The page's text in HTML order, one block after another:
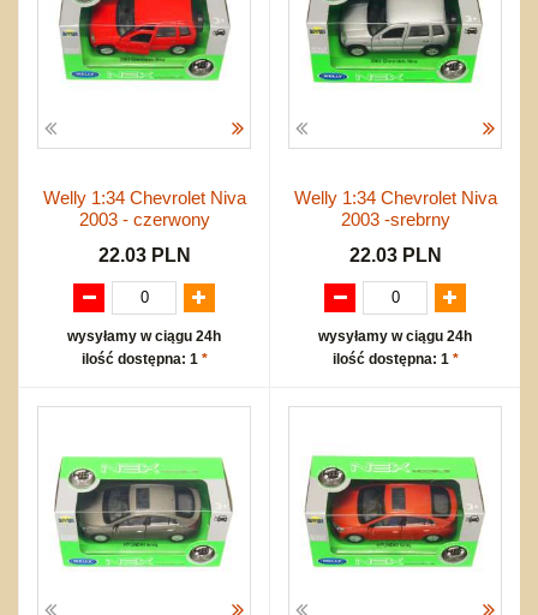
Welly 1:34 Chevrolet Niva
2003 - czerwony
22.03 PLN
wysyłamy w ciągu 24h
ilość dostępna: 1 *
Welly 1:34 Chevrolet Niva
2003 -srebrny
22.03 PLN
wysyłamy w ciągu 24h
ilość dostępna: 1 *